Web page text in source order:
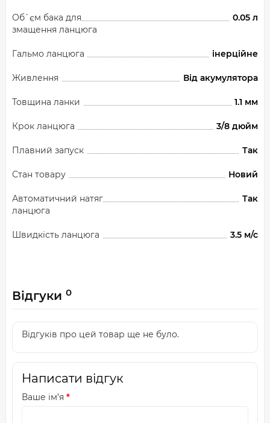
Об`єм бака для
змащення ланцюга
0.05 л
Гальмо ланцюга інерційне
Живлення Від акумулятора
Товщина ланки 1.1 мм
Крок ланцюга 3/8 дюйм
Плавний запуск Так
Стан товару Новий
Автоматичний натяг
ланцюга
Так
Швидкість ланцюга 3.5 м/с
Відгуки 0
Відгуків про цей товар ще не було.
Написати відгук
Ваше ім’я